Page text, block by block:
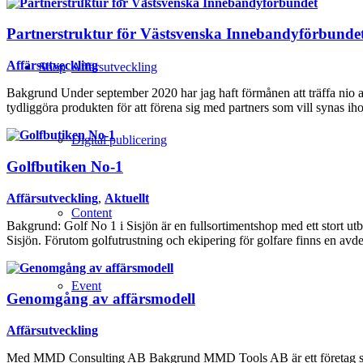
Affärsutveckling
Digital publicering
Content
Event
Shop
Partnerstruktur för Västsvenska
Affärsutveckling
Bakgrund Under september 2020 har jag haft förmånen att träffa
tydliggöra produkten för att förena sig med partners som vill synas
Golfbutiken No-1
Affärsutveckling, Aktuellt
Bakgrund: Golf No 1 i Sisjön är en fullsortimentshop med ett stort
Sisjön. Förutom golfutrustning och ekipering för golfare finns en
Genomgång av affärsmodell
Affärsutveckling
Med MMD Consulting AB Bakgrund MMD Tools AB är ett företag